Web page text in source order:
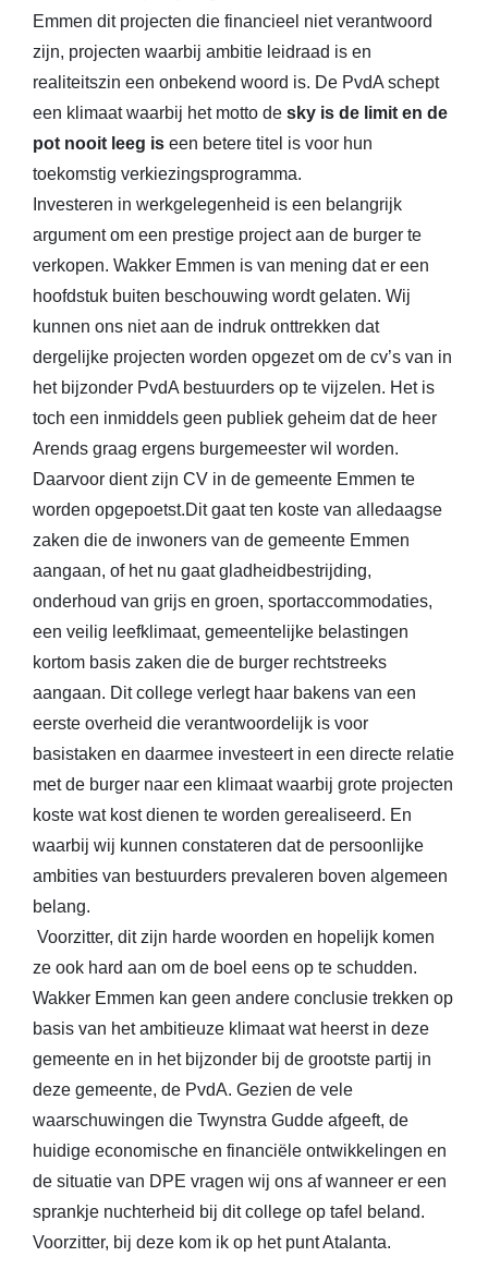
Emmen dit projecten die financieel niet verantwoord
zijn, projecten waarbij ambitie leidraad is en
realiteitszin een onbekend woord is. De PvdA schept
een klimaat waarbij het motto de sky is de limit en de
pot nooit leeg is een betere titel is voor hun
toekomstig verkiezingsprogramma.
Investeren in werkgelegenheid is een belangrijk
argument om een prestige project aan de burger te
verkopen. Wakker Emmen is van mening dat er een
hoofdstuk buiten beschouwing wordt gelaten. Wij
kunnen ons niet aan de indruk onttrekken dat
dergelijke projecten worden opgezet om de cv’s van in
het bijzonder PvdA bestuurders op te vijzelen. Het is
toch een inmiddels geen publiek geheim dat de heer
Arends graag ergens burgemeester wil worden.
Daarvoor dient zijn CV in de gemeente Emmen te
worden opgepoetst.Dit gaat ten koste van alledaagse
zaken die de inwoners van de gemeente Emmen
aangaan, of het nu gaat gladheidbestrijding,
onderhoud van grijs en groen, sportaccommodaties,
een veilig leefklimaat, gemeentelijke belastingen
kortom basis zaken die de burger rechtstreeks
aangaan. Dit college verlegt haar bakens van een
eerste overheid die verantwoordelijk is voor
basistaken en daarmee investeert in een directe relatie
met de burger naar een klimaat waarbij grote projecten
koste wat kost dienen te worden gerealiseerd. En
waarbij wij kunnen constateren dat de persoonlijke
ambities van bestuurders prevaleren boven algemeen
belang.
Voorzitter, dit zijn harde woorden en hopelijk komen
ze ook hard aan om de boel eens op te schudden.
Wakker Emmen kan geen andere conclusie trekken op
basis van het ambitieuze klimaat wat heerst in deze
gemeente en in het bijzonder bij de grootste partij in
deze gemeente, de PvdA. Gezien de vele
waarschuwingen die Twynstra Gudde afgeeft, de
huidige economische en financiële ontwikkelingen en
de situatie van DPE vragen wij ons af wanneer er een
sprankje nuchterheid bij dit college op tafel beland.
Voorzitter, bij deze kom ik op het punt Atalanta.